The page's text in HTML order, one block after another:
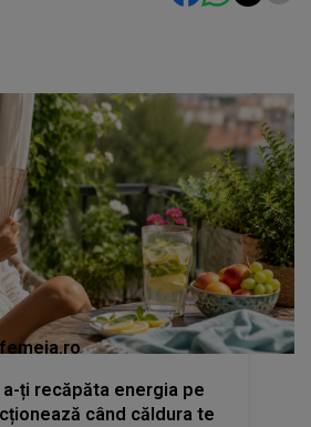
femeia.ro
ți recăpăta energia pe
când căldura te